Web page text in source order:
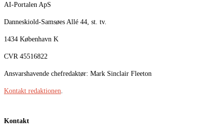
AI-Portalen ApS
Danneskiold-Samsøes Allé 44, st. tv.
1434 København K
CVR 45516822
Ansvarshavende chefredaktør: Mark Sinclair Fleeton
Kontakt redaktionen
Kontakt